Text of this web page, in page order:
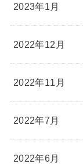
2023年1月
2022年12月
2022年11月
2022年7月
2022年6月